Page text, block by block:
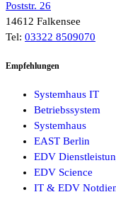
Poststr. 26
14612 Falkensee
Tel: 03322 8509070
Empfehlungen
Systemhaus IT
Betriebssystem
Systemhaus
EAST Berlin
EDV
EDV Science
IT & EDV